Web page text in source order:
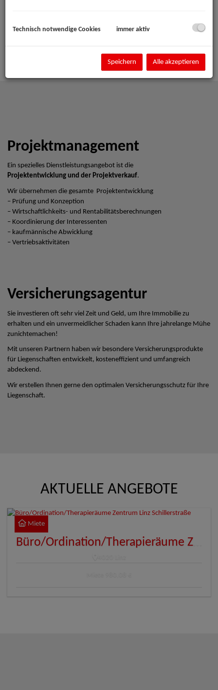
Projektmanagement
Ein spezielles Dienstleistungsangebot ist die
Projektentwicklung und der Projektverkauf.
Wir übernehmen die gesamte Projektentwicklung
– Prüfung und Konzeption
– Wirtschaftlichkeits- und Rentabilitätsberechnungen
– Koordinierung der Interessenten
– kaufmännische Abwicklung
– Vertriebsaktivitäten
Versicherungsagentur
Sie investieren oft sehr viel Zeit und Geld, um Ihre Immobilie zu
erhalten und ein unvermeidlicher Schaden kann Ihre jahrelange Mühe
zunichtemachen!
Mit unseren Partnern haben wir besondere Versicherungsprodukte
für Liegenschaften entwickelt, kosteneffizient und umfangreich
abdeckend.
Wir erstellen Ihnen gerne den optimalen Versicherungsschutz für Ihre
Liegenschaft.
AKTUELLE ANGEBOTE
Miete
Technisch notwendige Cookies immer aktiv
Speichern Alle akzeptieren